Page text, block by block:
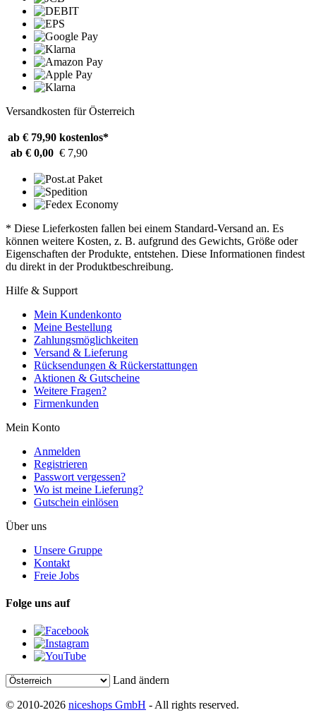
Versandkosten für Österreich
ab € 79,90 kostenlos*
ab € 0,00 € 7,90
* Diese Lieferkosten fallen bei einem Standard-Versand an. Es
können weitere Kosten, z. B. aufgrund des Gewichts, Größe oder
Eigenschaften der Produkte, entstehen. Diese Informationen findest
du direkt in der Produktbeschreibung.
Hilfe & Support
Mein Kundenkonto
Meine Bestellung
Zahlungsmöglichkeiten
Versand & Lieferung
Rücksendungen & Rückerstattungen
Aktionen & Gutscheine
Weitere Fragen?
Firmenkunden
Mein Konto
Anmelden
Registrieren
Passwort vergessen?
Wo ist meine Lieferung?
Gutschein einlösen
Über uns
Unsere Gruppe
Kontakt
Freie Jobs
Folge uns auf
Land ändern
© 2010-2026 niceshops GmbH - All rights reserved.